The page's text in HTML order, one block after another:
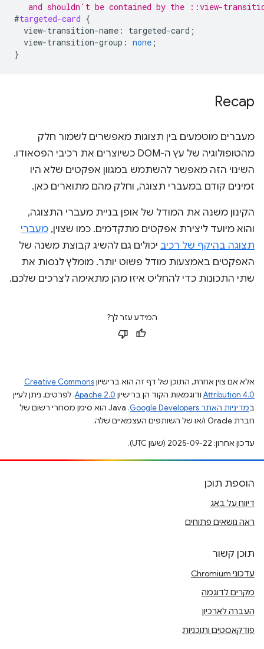
and shouldn't be contained by the ::view-
#targeted-card {
view-transition-name : targeted-card ;
view-transition-group : none ;
}
Recap
מעברים מוטמעים בין תצוגות מאפשרים לשמור חלק
מהטופולוגיה של עץ ה-DOM כשיוצרים את רכיבי הפסאודו.
השינוי הזה מאפשר להשתמש במגוון אפקטים שלא היו
זמינים קודם במעברי תצוגה, וחלק מהם מתוארים כאן.
הקינון משנה את המודל של אופן בניית מעברי התצוגה,
והוא מיועד ליצירת אפקטים מתקדמים. כמו שצוין, מעברי
תצוגה בהיקף של רכיב יכולים גם להשיג קבוצת משנה של
האפקטים באמצעות מודל פשוט יותר. מומלץ לנסות את
שתי התכונות כדי להחליט איזו מהן מתאימה לצרכים שלכם.
המידע עזר לך?
אלא אם צוין אחרת, התוכן של דף זה הוא ברישיוןCreative Commons
Attribution 4.0 ודוגמאות הקוד הן ברישיון Apache 2.0. לפרטים, ניתן לעיין
במדיניות האתר Google Developers‏
.‏ Java הוא סימן מסחרי רשום של
חברת Oracle ו/או של השותפים העצמאיים שלה.
עדכון אחרון: 2025-09-22 (שעון UTC).
הוספת תוכן
דיווח על באג
ראה נושאים פתוחים
תוכן קשור
עדכוני Chromium
מקרים לדוגמה
העברה לארכיון
פודקאסטים ותוכניות